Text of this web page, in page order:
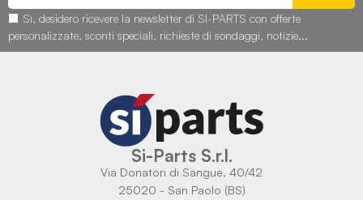
Sì, desidero ricevere la newsletter di SI-PARTS con offerte
personalizzate, sconti speciali, richieste di sondaggi, notizie...
Si-Parts S.r.l.
Via Donatori di Sangue, 40/42
25020 - San Paolo (BS)